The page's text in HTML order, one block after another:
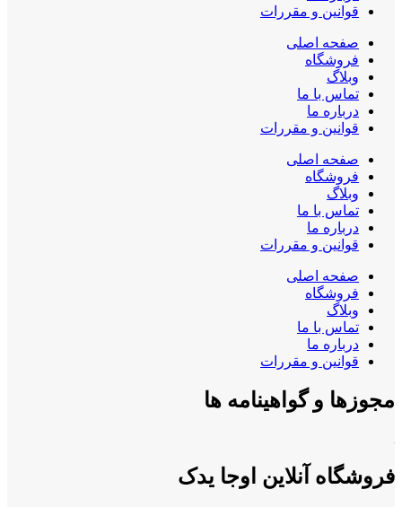
قوانین و مقررات
صفحه اصلی
فروشگاه
وبلاگ
تماس با ما
درباره ما
قوانین و مقررات
صفحه اصلی
فروشگاه
وبلاگ
تماس با ما
درباره ما
قوانین و مقررات
صفحه اصلی
فروشگاه
وبلاگ
تماس با ما
درباره ما
قوانین و مقررات
مجوزها و گواهینامه ها
فروشگاه آنلاین اوجا یدک